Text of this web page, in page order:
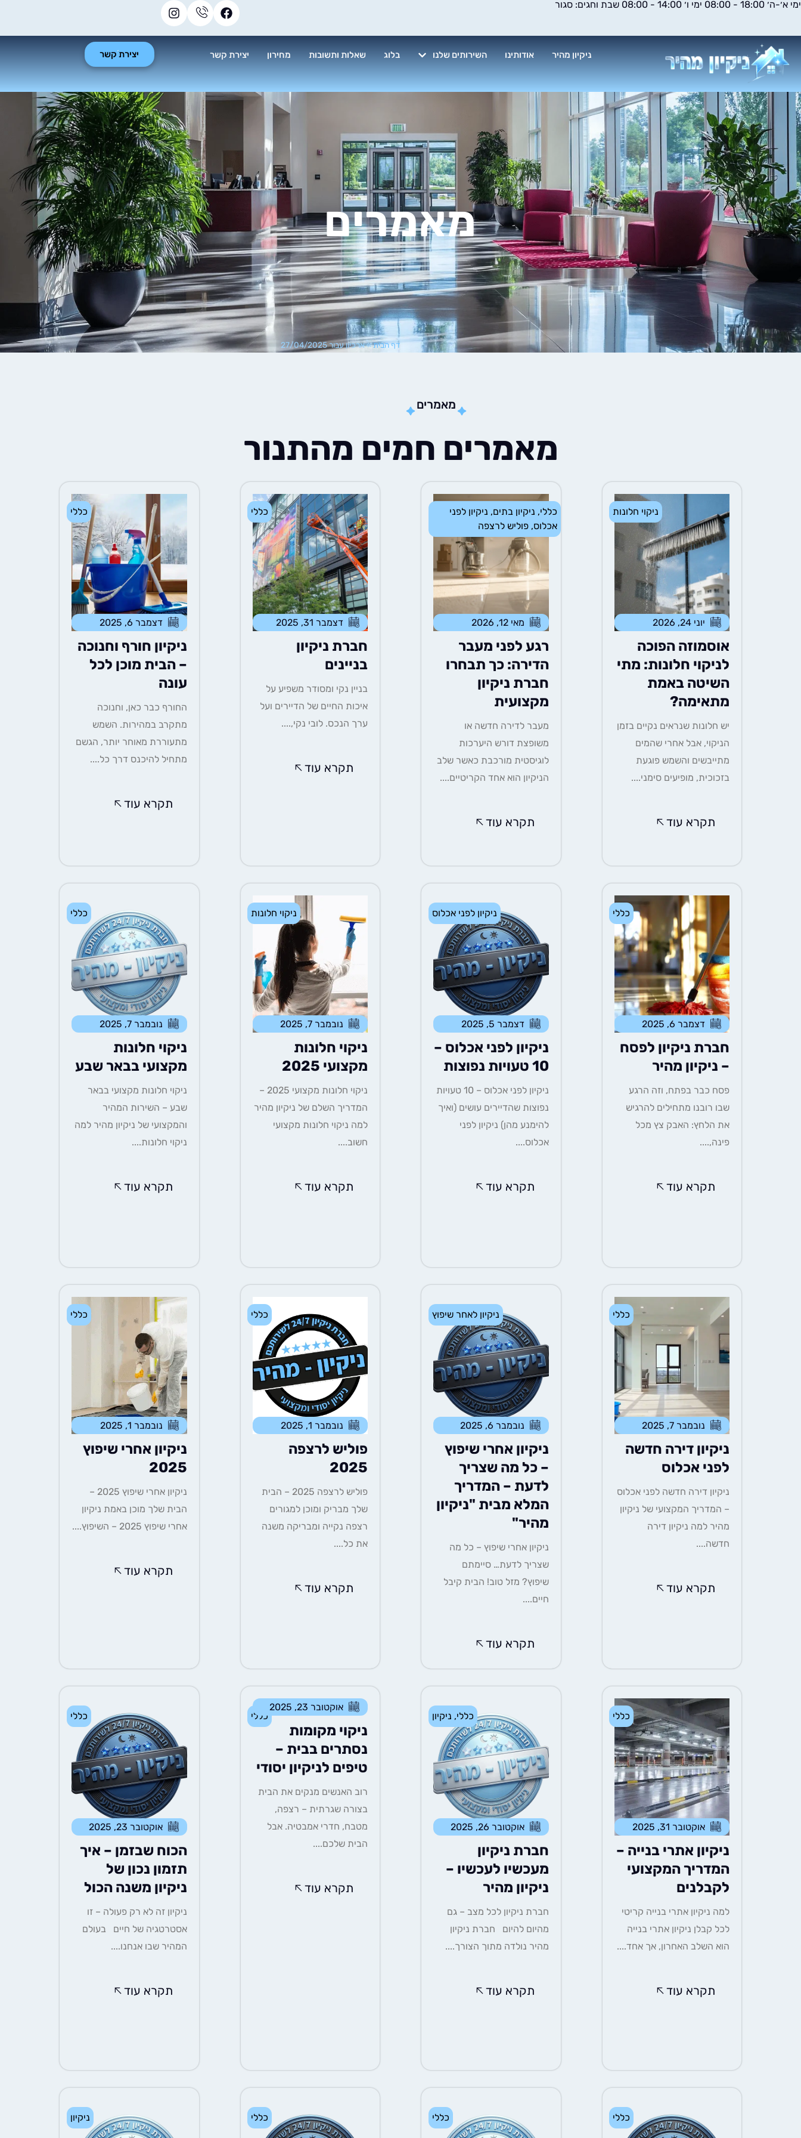
דילוג
ימי א׳-ה׳ 18:00 - 08:00 ימי ו׳ 14:00 - 08:00 שבת וחגים: סגור
ניקיון מהיר אודותינו השירותים שלנו בלוג שאלות ותשובות מחירון יצירת קשר יצירת קשר
מאמרים
דף הבית»ארכיון עבור 27/04/2025
מאמרים
מאמרים חמים מהתנור
ניקוי חלונות
יוני 24, 2026
אוסמוזה הפוכה
לניקוי חלונות: מתי
השיטה באמת
מתאימה?
יש חלונות שנראים נקיים בזמן
הניקוי, אבל אחרי שהמים
מתייבשים והשמש פוגעת
בזכוכית, מופיעים סימני....
תקרא עוד
כללי, ניקיון בתים, ניקיון לפני
אכלוס,פוליש לרצפה
מאי 12, 2026
רגע לפני מעבר
הדירה: כך תבחרו
חברת ניקיון
מקצועית
מעבר לדירה חדשה או
משופצת דורש היערכות
לוגיסטית מורכבת כאשר שלב
הניקיון הוא אחד הקריטיים....
תקרא עוד
כללי
דצמבר 31, 2025
חברת ניקיון
בניינים
בניין נקי ומסודר משפיע על
איכות החיים של הדיירים ועל
ערך הנכס. לובי נקי,....
תקרא עוד
כללי
דצמבר 6, 2025
ניקיון חורף וחנוכה
– הבית מוכן לכל
עונה
החורף כבר כאן, וחנוכה
מתקרב במהירות. השמש
מתעוררת מאוחר יותר, הגשם
מתחיל להיכנס דרך כל....
תקרא עוד
כללי
דצמבר 6, 2025
חברת ניקיון לפסח
– ניקיון מהיר
פסח כבר בפתח, וזה הרגע
שבו רובנו מתחילים להרגיש
את הלחץ: האבק צץ מכל
פינה,....
תקרא עוד
ניקיון לפני אכלוס
דצמבר 5, 2025
ניקיון לפני אכלוס –
10 טעויות נפוצות
ניקיון לפני אכלוס – 10 טעויות
נפוצות שהדיירים עושים (ואיך
להימנע מהן) ניקיון לפני
אכלוס....
תקרא עוד
ניקוי חלונות
נובמבר 7, 2025
ניקוי חלונות
מקצועי 2025
ניקוי חלונות מקצועי 2025 –
המדריך השלם של ניקיון מהיר
למה ניקוי חלונות מקצועי
חשוב....
תקרא עוד
כללי
נובמבר 7, 2025
ניקוי חלונות
מקצועי בבאר שבע
ניקוי חלונות מקצועי בבאר
שבע – השירות המהיר
והמקצועי של ניקיון מהיר למה
ניקוי חלונות....
תקרא עוד
כללי
נובמבר 7, 2025
ניקיון דירה חדשה
לפני אכלוס
ניקיון דירה חדשה לפני אכלוס
– המדריך המקצועי של ניקיון
מהיר למה ניקיון דירה
חדשה....
תקרא עוד
ניקיון לאחר שיפוץ
נובמבר 6, 2025
ניקיון אחרי שיפוץ
– כל מה שצריך
לדעת – המדריך
המלא מבית "ניקיון
מהיר"
ניקיון אחרי שיפוץ – כל מה
שצריך לדעת… סיימתם
שיפוץ? מזל טוב! הבית קיבל
חיים....
תקרא עוד
כללי
נובמבר 1, 2025
פוליש לרצפה
2025
פוליש לרצפה 2025 – הבית
שלך מבריק ומוכן למגורים
רצפה נקייה ומבריקה משנה
את כל....
תקרא עוד
כללי
נובמבר 1, 2025
ניקיון אחרי שיפוץ
2025
ניקיון אחרי שיפוץ 2025 –
הבית שלך מוכן באמת ניקיון
אחרי שיפוץ 2025 – השיפוץ....
תקרא עוד
כללי
אוקטובר 31, 2025
ניקיון אתרי בנייה –
המדריך המקצועי
לקבלנים
למה ניקיון אתרי בנייה קריטי
לכל קבלן ניקיון אתרי בנייה
הוא השלב האחרון, אך אחד....
תקרא עוד
כללי, ניקיון
אוקטובר 26, 2025
חברת ניקיון
מעכשיו לעכשיו –
ניקיון מהיר
חברת ניקיון לכל מצב – גם
מהיום להיום חברת ניקיון
מהיר נולדה מתוך הצורך....
תקרא עוד
כללי
אוקטובר 23, 2025
ניקוי מקומות
נסתרים בבית –
טיפים לניקיון יסודי
רוב האנשים מנקים את הבית
בצורה שגרתית – רצפה,
מטבח, חדרי אמבטיה. אבל
הבית שלכם....
תקרא עוד
כללי
אוקטובר 23, 2025
הכוח שבזמן – איך
תזמון נכון של
ניקיון משנה הכול
ניקיון זה לא רק פעולה – זו
אסטרטגיה של חיים בעולם
המהיר שבו אנחנו....
תקרא עוד
כללי כללי כללי ניקיון